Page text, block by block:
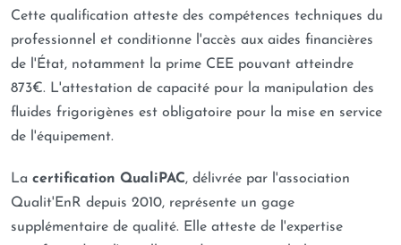
Cette qualification atteste des compétences techniques du
professionnel et conditionne l'accès aux aides financières
de l'État, notamment la prime CEE pouvant atteindre
873€. L'attestation de capacité pour la manipulation des
fluides frigorigènes est obligatoire pour la mise en service
de l'équipement.
La certification QualiPAC, délivrée par l'association
Qualit'EnR depuis 2010, représente un gage
supplémentaire de qualité. Elle atteste de l'expertise